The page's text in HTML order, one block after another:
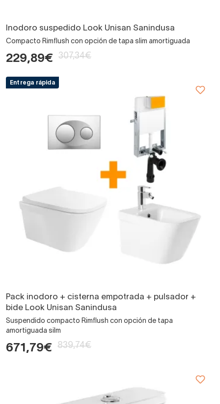
Inodoro suspedido Look Unisan Sanindusa
Compacto Rimflush con opción de tapa slim amortiguada
229,89€ 307,34€
Entrega rápida
Pack inodoro + cisterna empotrada + pulsador +
bide Look Unisan Sanindusa
Suspendido compacto Rimflush con opción de tapa
amortiguada silm
671,79€ 839,74€